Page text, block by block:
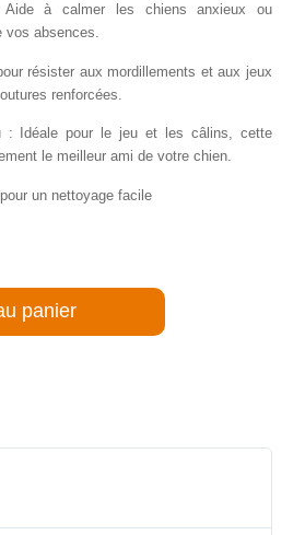
Aide à calmer les chiens anxieux ou
vos absences.
résister aux mordillements et aux jeux
renforcées.
: Idéale pour le jeu et les câlins, cette
le meilleur ami de votre chien.
un nettoyage facile
panier